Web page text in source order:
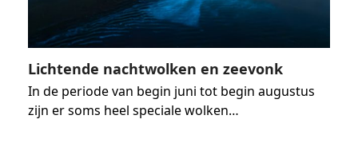
Lichtende nachtwolken en zeevonk
In de periode van begin juni tot begin augustus
zijn er soms heel speciale wolken…